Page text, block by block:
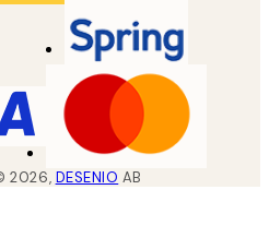
2026, DESENIO AB